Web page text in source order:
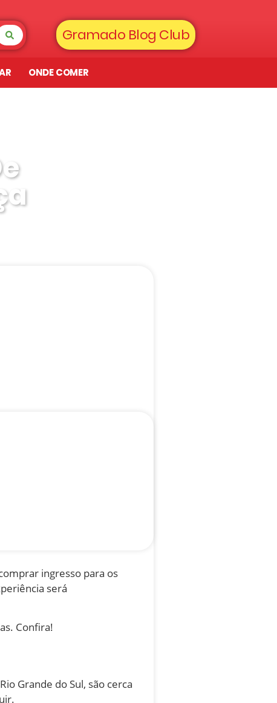
Gramado Blog Club
ONDE COMER
ingresso para os
será
Confira!
Grande do Sul, são cerca